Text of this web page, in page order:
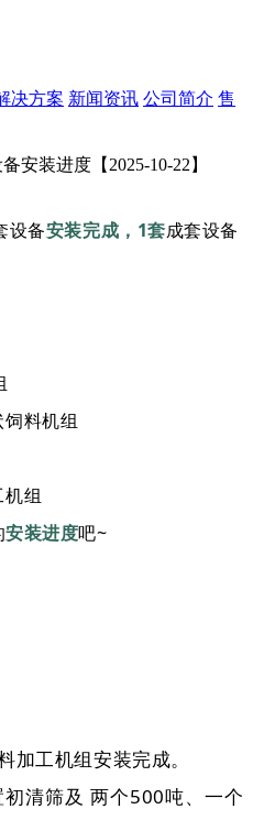
决方案 新闻资讯 公司简介 售
安装进度【2025-10-22】
设备安装完成， 1套成套设备
料机组
组
安装进度吧~
加工机组安装完成。
清筛及 两个500吨、一个